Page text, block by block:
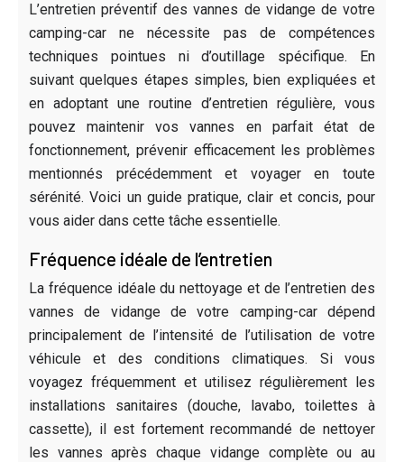
L’entretien préventif des vannes de vidange de votre
camping-car ne nécessite pas de compétences
techniques pointues ni d’outillage spécifique. En
suivant quelques étapes simples, bien expliquées et
en adoptant une routine d’entretien régulière, vous
pouvez maintenir vos vannes en parfait état de
fonctionnement, prévenir efficacement les problèmes
mentionnés précédemment et voyager en toute
sérénité. Voici un guide pratique, clair et concis, pour
vous aider dans cette tâche essentielle.
Fréquence idéale de l’entretien
La fréquence idéale du nettoyage et de l’entretien des
vannes de vidange de votre camping-car dépend
principalement de l’intensité de l’utilisation de votre
véhicule et des conditions climatiques. Si vous
voyagez fréquemment et utilisez régulièrement les
installations sanitaires (douche, lavabo, toilettes à
cassette), il est fortement recommandé de nettoyer
les vannes après chaque vidange complète ou au